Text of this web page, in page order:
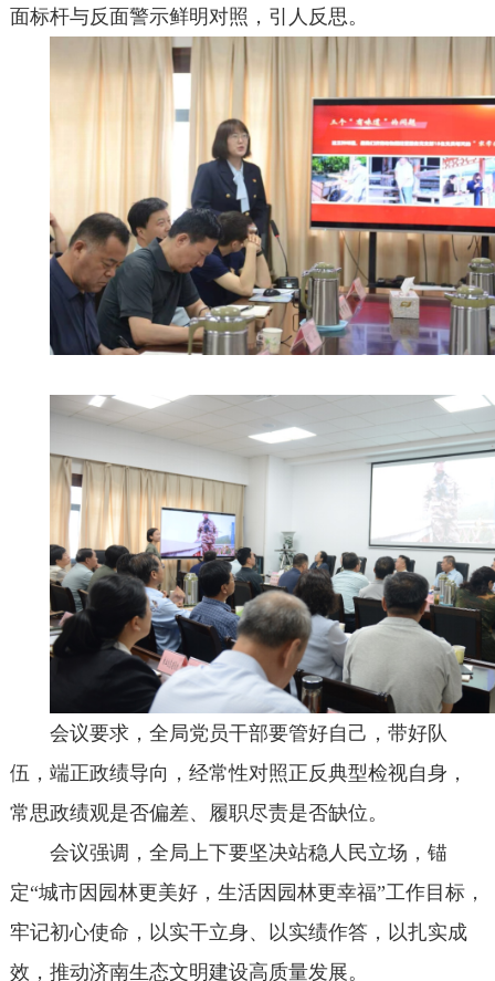
面标杆与反面警示鲜明对照，引人反思。
会议要求，全局党员干部要管好自己，带好队
伍，端正政绩导向，经常性对照正反典型检视自身，
常思政绩观是否偏差、履职尽责是否缺位。
会议强调，全局上下要坚决站稳人民立场，锚
定“城市因园林更美好，生活因园林更幸福”工作目标，
牢记初心使命，以实干立身、以实绩作答，以扎实成
效，推动济南生态文明建设高质量发展。